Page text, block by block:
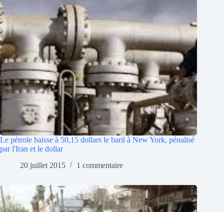
Le pétrole baisse à 50,15 dollars le baril à New York, pénalisé
par l'Iran et le dollar
20 juillet 2015
1 commentaire